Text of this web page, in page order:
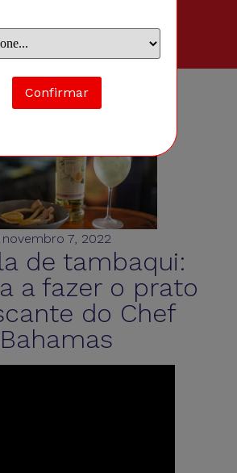
Confirmar
novembro 7, 2022
de tambaqui:
a fazer o prato
do Chef
Bahamas